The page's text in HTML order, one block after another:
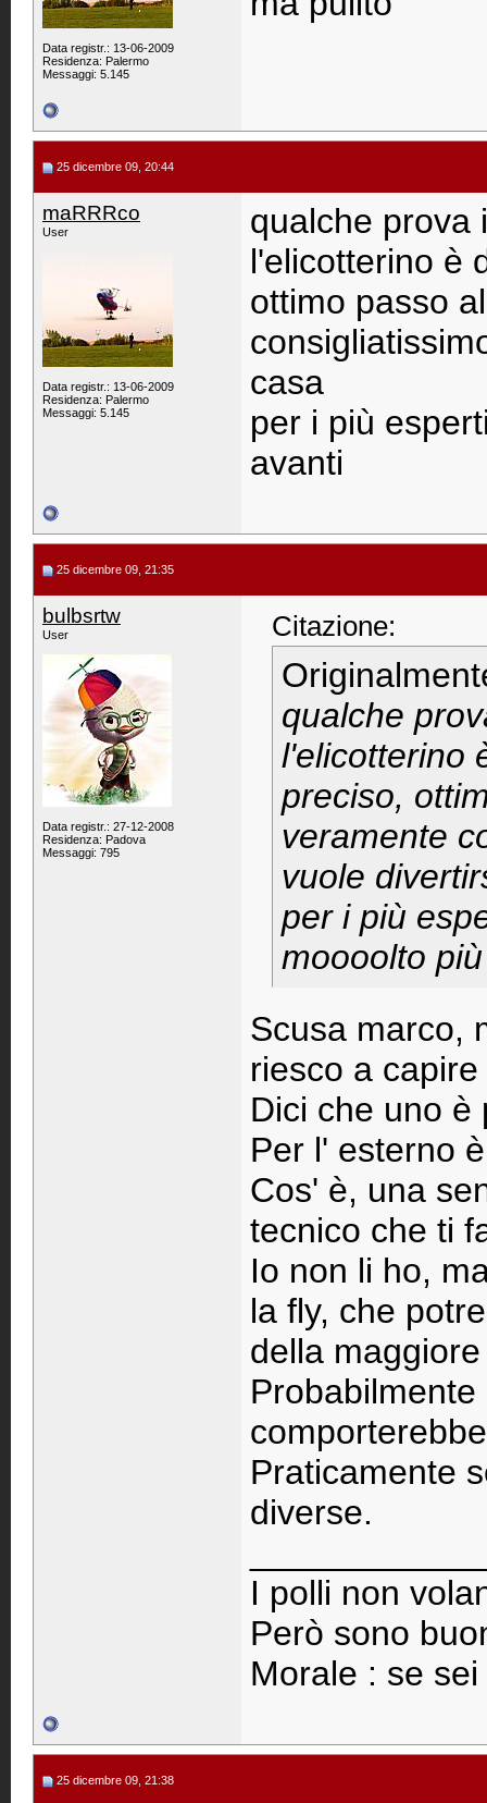
Data registr.: 13-06-2009
Residenza: Palermo
Messaggi: 5.145
25 dicembre 09, 20:44
maRRRco
User
Data registr.: 13-06-2009
Residenza: Palermo
Messaggi: 5.145
qualche prova
l'elicotterino è
ottimo passo
casa
per i più
avanti
25 dicembre 09, 21:35
bulbsrtw
User
Data registr.: 27-12-2008
Residenza: Padova
Messaggi: 795
Citazione:
qualche
l'elicotterino
preciso,
veramente
vuole
per i più
moooolto
Scusa marco,
riesco a
Dici che uno è
Per l' esterno
Cos' è, una
tecnico che ti
Io non li ho,
la fly, che
della
Praticamente
diverse.
I polli non
Però sono
Morale : se
25 dicembre 09, 21:38